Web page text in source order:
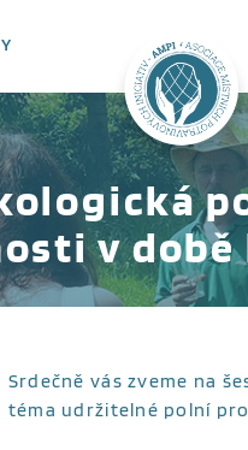
v
Srdečně vás zveme na
téma udržitelné polní